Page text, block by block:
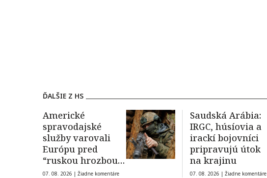
ĎALŠIE Z HS
Americké
spravodajské
služby varovali
Európu pred
“ruskou hrozbou”
do roku 2029
07. 08. 2026 | Žiadne komentáre
Saudská Arábia:
IRGC, húsíovia a
irackí bojovníci
pripravujú útok
na krajinu
07. 08. 2026 | Žiadne komentáre